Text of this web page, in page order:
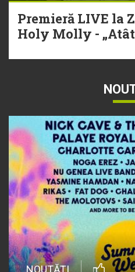
Premieră LIVE la
Holy Molly -
NOUTĂȚI